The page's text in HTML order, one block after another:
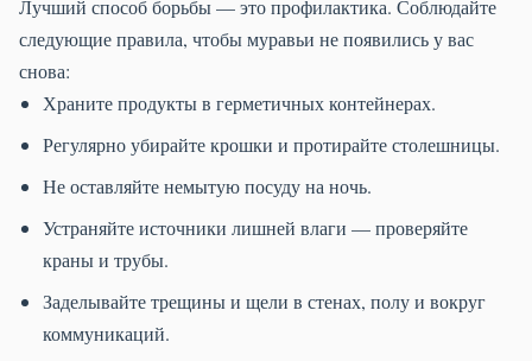
Лучший способ борьбы — это профилактика. Соблюдайте
следующие правила, чтобы муравьи не появились у вас
снова:
Храните продукты в герметичных контейнерах.
Регулярно убирайте крошки и протирайте столешницы.
Не оставляйте немытую посуду на ночь.
Устраняйте источники лишней влаги — проверяйте
краны и трубы.
Заделывайте трещины и щели в стенах, полу и вокруг
коммуникаций.